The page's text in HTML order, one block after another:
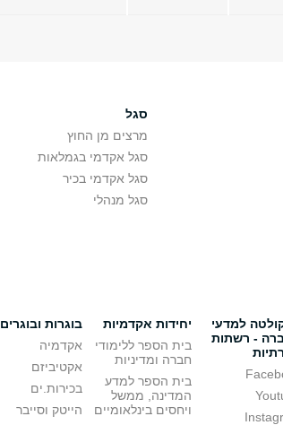
סגל
מרצים מן החוץ
סגל אקדמי בגמלאות
סגל אקדמי בכיר
סגל מנהלי
למדעי
- רשתות
יחידות אקדמיות
בית הספר ללימודי
חברה ומדיניות
בית הספר למדע
המדינה, ממשל
ויחסים בינלאומיים
בוגרות ובוגרים
אקדמיה
אקטיביזם
בכירות.ים
הייטק וסייבר